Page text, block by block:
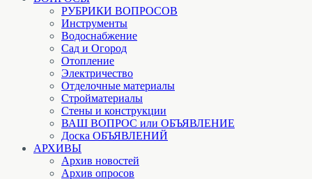
РУБРИКИ ВОПРОСОВ
Инструменты
Водоснабжение
Сад и Огород
Отопление
Электричество
Отделочные материалы
Стройматериалы
Стены и конструкции
ВАШ ВОПРОС или ОБЪЯВЛЕНИЕ
Доска ОБЪЯВЛЕНИЙ
АРХИВЫ
Архив новостей
Архив опросов